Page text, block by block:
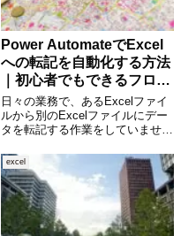
Power AutomateでExcel
への転記を自動化する方法
｜初心者でもできるフロー
作成術
日々の業務で、あるExcelファイ
ルから別のExcelファイルにデー
タを転記する作業をしていません
り、ミスも起こりがちです。そん
な悩みを解決してくれるのが
「Power Automate（旧Microsoft
F
excel